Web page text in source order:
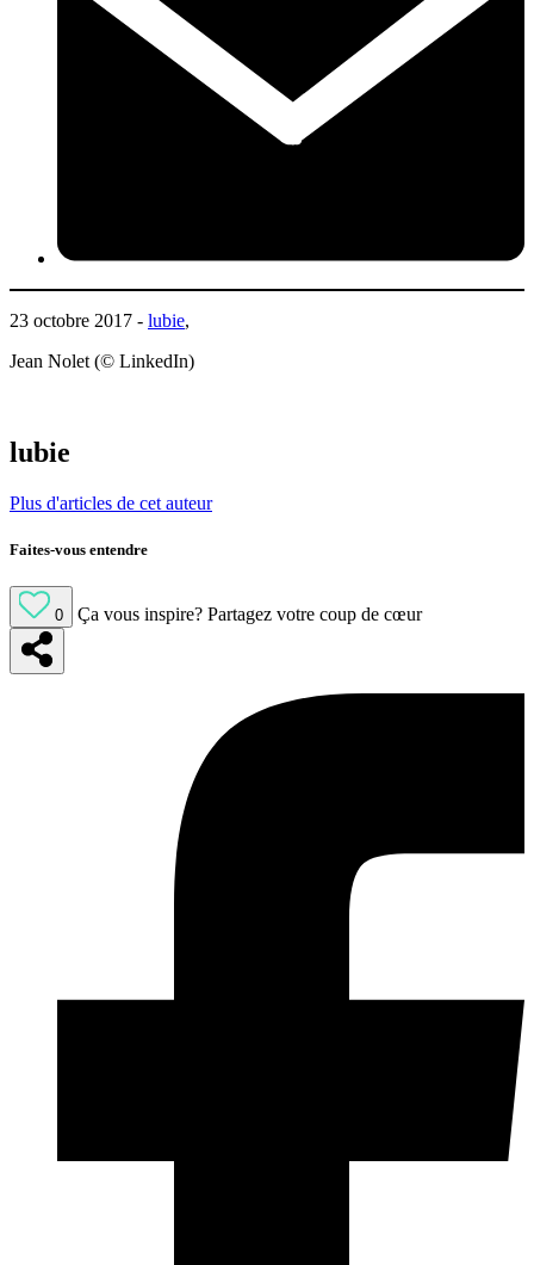
23 octobre 2017 - lubie,
Jean Nolet (© LinkedIn)
lubie
Plus d'articles de cet auteur
Faites-vous entendre
0 Ça vous inspire? Partagez votre coup de cœur